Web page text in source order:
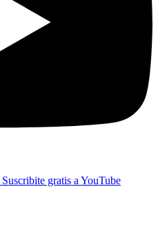
Suscribite gratis a YouTube